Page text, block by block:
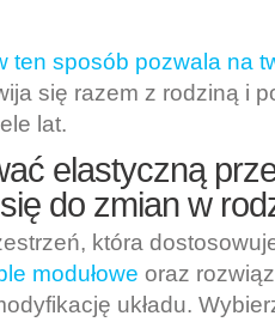
ten sposób pozwala na
się razem z rodziną i
lat.
elastyczną
do zmian w
która
modułowe oraz
układu.